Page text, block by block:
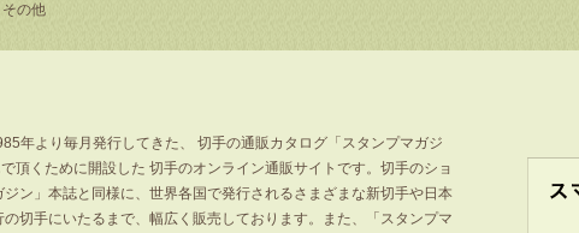
その他
年より毎月発行してきた、 切手の通販カタログ「スタンプマガジ
頂くために開設した 切手のオンライン通販サイトです。切手のショ
ン」本誌と同様に、世界各国で発行されるさまざまな新切手や日本
切手にいたるまで、幅広く販売しております。また、「スタンプマ